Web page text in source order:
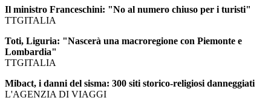
Il ministro Franceschini: "No al numero chiuso per i turisti"
TTGITALIA
Toti, Liguria: "Nascerà una macroregione con Piemonte e
Lombardia"
TTGITALIA
Mibact, i danni del sisma: 300 siti storico-religiosi danneggiati
L'AGENZIA DI VIAGGI